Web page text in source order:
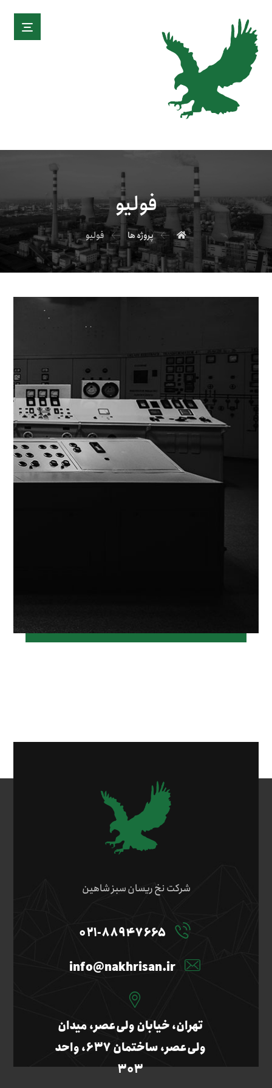
فولیو
پروژه ها فولیو
خرداد ۱۲, ۱۳۹۷
شرکت نخ ریسان سبز شاهین
۰۲۱-۸۸۹۴۷۶۶۵
info@nakhrisan.ir
تهران، خیابان ولی‌عصر، میدان
ولی‌عصر، ساختمان ۶۳۷، واحد
۳۰۳